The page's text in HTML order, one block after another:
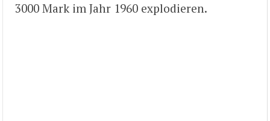
3000 Mark im Jahr 1960 explodieren.